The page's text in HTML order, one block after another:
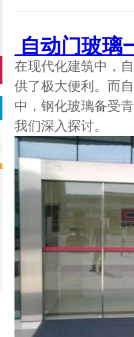
自动门玻璃
在现代化建筑中，
供了极大便利。而
中，钢化玻璃备受
我们深入探讨。